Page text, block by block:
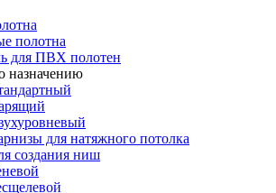
полотна
для ПВХ полотен
назначению
для натяжного потолка
создания ниш